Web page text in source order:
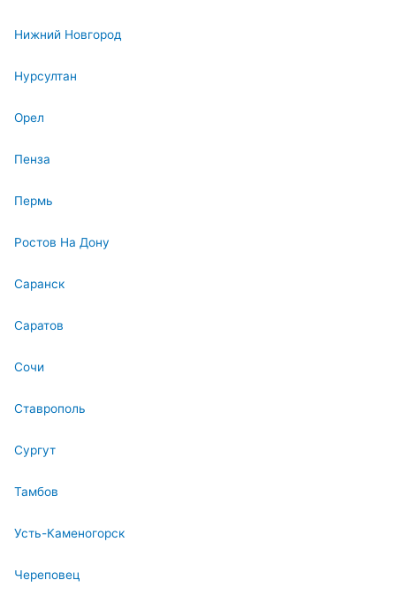
Нижний Новгород
Нурсултан
Орел
Пенза
Пермь
Ростов На Дону
Саранск
Саратов
Сочи
Ставрополь
Сургут
Тамбов
Усть-Каменогорск
Череповец